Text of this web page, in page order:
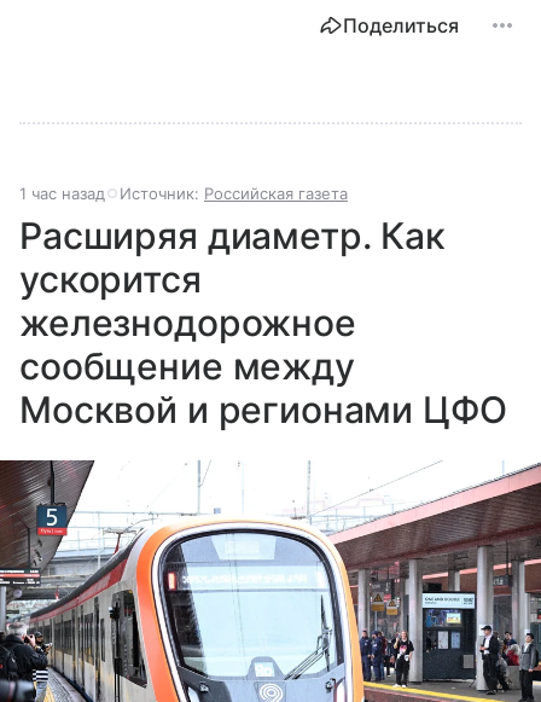
Поделиться
1 час назад Источник: Российская газета
Расширяя диаметр. Как
ускорится
железнодорожное
сообщение между
Москвой и регионами ЦФО